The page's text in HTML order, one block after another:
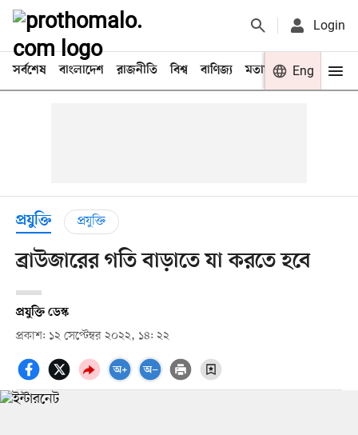
Login
সর্বশেষ বাংলাদেশ রাজনীতি বিশ্ব বাণিজ্য মতামত খেলা
Eng
প্রযুক্তি প্রযুক্তি
ব্রাউজারের গতি বাড়াতে যা করতে হবে
প্রযুক্তি ডেস্ক
প্রকাশ: ১২ সেপ্টেম্বর ২০২২, ১৪: ২২